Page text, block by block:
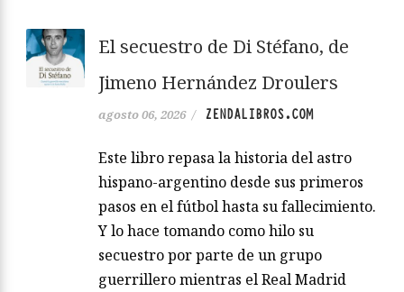
El secuestro de Di Stéfano, de
Jimeno Hernández Droulers
agosto 06, 2026 / ZENDALIBROS.COM
Este libro repasa la historia del astro
hispano-argentino desde sus primeros
pasos en el fútbol hasta su fallecimiento.
Y lo hace tomando como hilo su
secuestro por parte de un grupo
guerrillero mientras el Real Madrid